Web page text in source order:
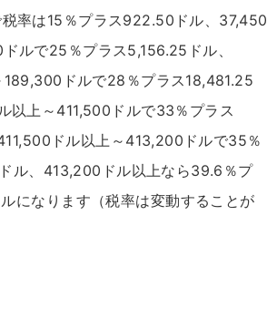
率は15％プラス922.50ドル、37,450
ルで25％プラス5,156.25ドル、
ドルで28％プラス18,481.25
以上～411,500ドルで33％プラス
ドル以上～413,200ドルで35％
ル、413,200ドル以上なら39.6％プ
になります（税率は変動することが